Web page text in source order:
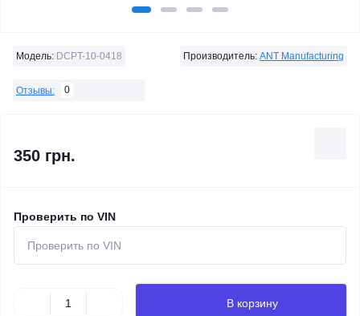
Модель: DCPT-10-0418 Производитель: ANT Manufacturing
Отзывы: 0
350 грн.
Проверить по VIN
В корзину